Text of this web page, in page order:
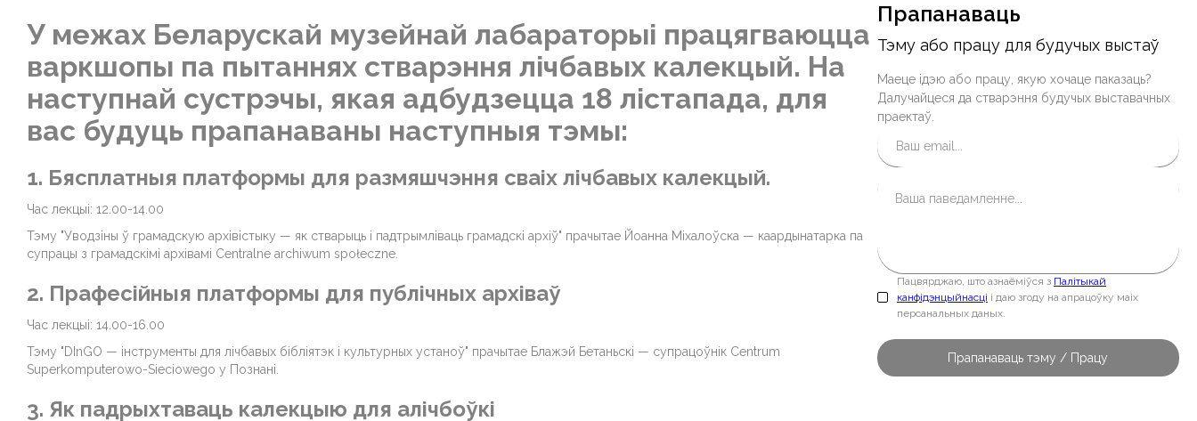
У межах Беларускай музейнай лабараторыі працягваюцца
варкшопы па пытаннях стварэння лічбавых калекцый. На
наступнай сустрэчы, якая адбудзецца 18 лістапада, для
вас будуць прапанаваны наступныя тэмы:
1. Бясплатныя платформы для размяшчэння сваіх лічбавых калекцый.
Час лекцыі: 12.00-14.00
Тэму "Уводзіны ў грамадскую архівістыку — як стварыць і падтрымліваць грамадскі архіў" прачытае Йоанна Міхалоўска — каардынатарка па
супрацы з грамадскімі архівамі Centralne archiwum społeczne.
2. Прафесійныя платформы для публічных архіваў
Час лекцыі: 14.00-16.00
Тэму "DInGO — інструменты для лічбавых бібліятэк і культурных устаноў" прачытае Блажэй Бетаньскі — супрацоўнік Centrum
Superkomputerowo-Sieciowego у Познані.
3. Як падрыхтаваць калекцыю для алічбоўкі
Прапанаваць
Тэму або працу для будучых выстаў
Маеце ідэю або працу, якую хочаце паказаць?
Далучайцеся да стварэння будучых выставачных
праектаў.
Пацвярджаю, што азнаёміўся з Палітыкай
канфідэнцыйнасці і даю згоду на апрацоўку маіх
персанальных даных.